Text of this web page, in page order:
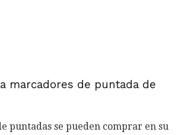
marcadores de puntada de
puntadas se pueden comprar en su